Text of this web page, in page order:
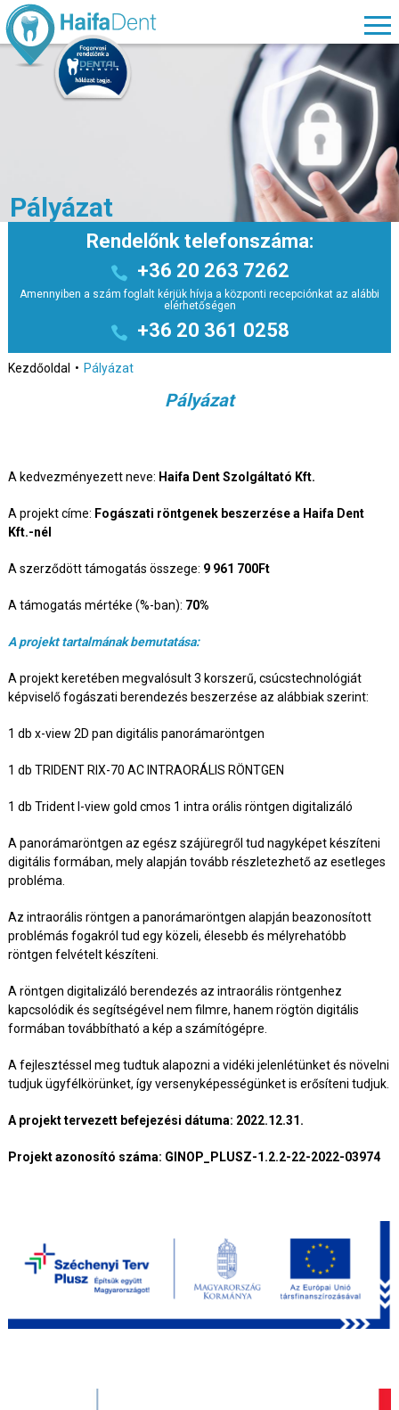
Pályázat
Rendelőnk telefonszáma:
+36 20 263 7262
Amennyiben a szám foglalt kérjük hívja a központi recepciónkat az alábbi
elérhetőségen
+36 20 361 0258
Kezdőoldal Pályázat
Pályázat
A kedvezményezett neve: Haifa Dent Szolgáltató Kft.
A projekt címe: Fogászati röntgenek beszerzése a Haifa Dent
Kft.-nél
A szerződött támogatás összege: 9 961 700Ft
A támogatás mértéke (%-ban): 70%
A projekt tartalmának bemutatása:
A projekt keretében megvalósult 3 korszerű, csúcstechnológiát
képviselő fogászati berendezés beszerzése az alábbiak szerint:
1 db x-view 2D pan digitális panorámaröntgen
1 db TRIDENT RIX-70 AC INTRAORÁLIS RÖNTGEN
1 db Trident I-view gold cmos 1 intra orális röntgen digitalizáló
A panorámaröntgen az egész szájüregről tud nagyképet készíteni
digitális formában, mely alapján tovább részletezhető az esetleges
probléma.
Az intraorális röntgen a panorámaröntgen alapján beazonosított
problémás fogakról tud egy közeli, élesebb és mélyrehatóbb
röntgen felvételt készíteni.
A röntgen digitalizáló berendezés az intraorális röntgenhez
kapcsolódik és segítségével nem filmre, hanem rögtön digitális
formában továbbítható a kép a számítógépre.
A fejlesztéssel meg tudtuk alapozni a vidéki jelenlétünket és növelni
tudjuk ügyfélkörünket, így versenyképességünket is erősíteni tudjuk.
A projekt tervezett befejezési dátuma: 2022.12.31.
Projekt azonosító száma: GINOP_PLUSZ-1.2.2-22-2022-03974